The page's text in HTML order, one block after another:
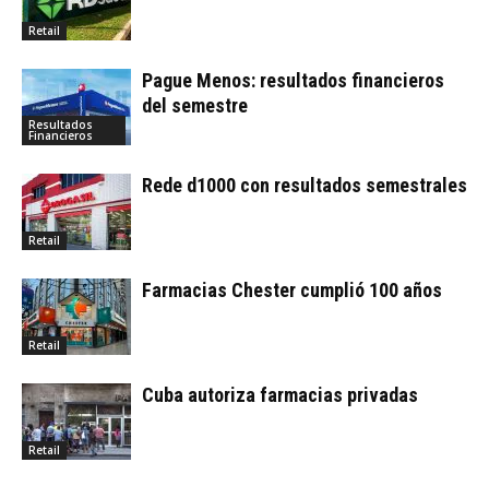
Retail
Resultados
Financieros
Pague Menos: resultados financieros
del semestre
Retail
Rede d1000 con resultados semestrales
Retail
Farmacias Chester cumplió 100 años
Retail
Cuba autoriza farmacias privadas